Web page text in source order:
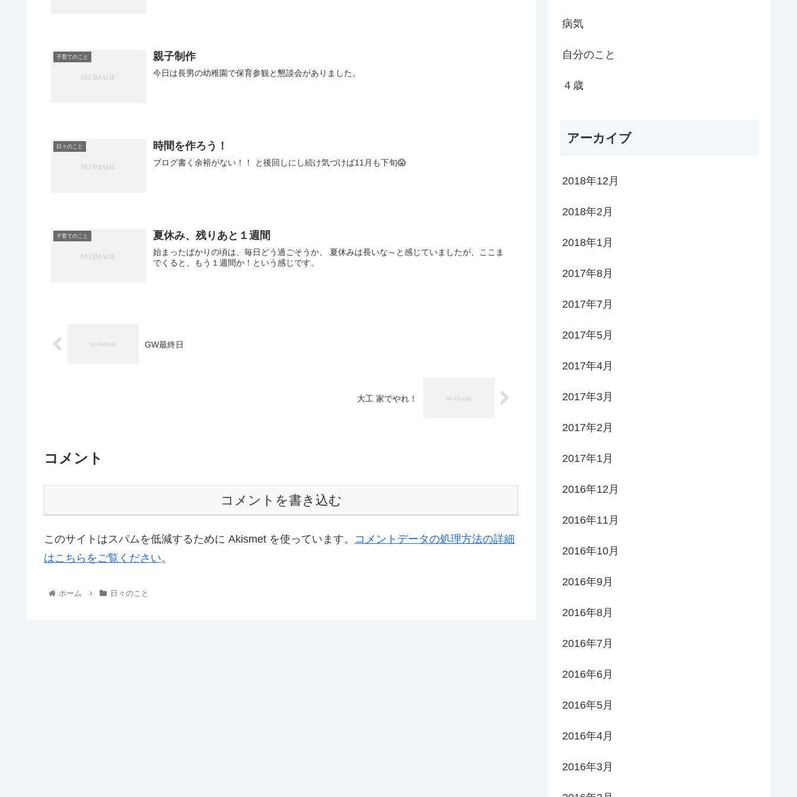
子育てのこと 親子制作
今日は長男の幼稚園で保育参観と懇談会がありました。
日々のこと 時間を作ろう！
ブログ書く余裕がない！！ と後回しにし続け気づけば11月も下旬😱
子育てのこと 夏休み、残りあと１週間
始まったばかりの頃は、毎日どう過ごそうか、 夏休みは長いな～と感じていましたが、ここま
でくると、もう１週間か！という感じです。
GW最終日
大工 家でやれ！
コメント
コメントを書き込む
このサイトはスパムを低減するために Akismet を使っています。 コメントデータの処理方法の詳細
はこちらをご覧ください。
ホーム 日々のこと
病気
自分のこと
４歳
アーカイブ
2018年12月
2018年2月
2018年1月
2017年8月
2017年7月
2017年5月
2017年4月
2017年3月
2017年2月
2017年1月
2016年12月
2016年11月
2016年10月
2016年9月
2016年8月
2016年7月
2016年6月
2016年5月
2016年4月
2016年3月